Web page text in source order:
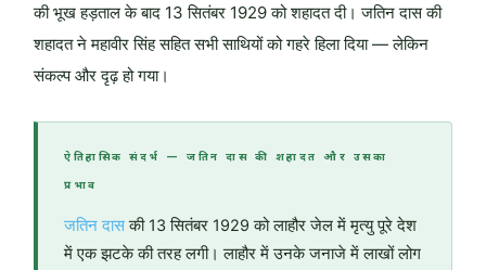
की भूख हड़ताल के बाद 13 सितंबर 1929 को शहादत दी। जतिन दास की
शहादत ने महावीर सिंह सहित सभी साथियों को गहरे हिला दिया — लेकिन
संकल्प और दृढ़ हो गया।
ऐतिहासिक संदर्भ — जतिन दास की शहादत और उसका
प्रभाव
जतिन दासकी 13 सितंबर 1929 को लाहौर जेल में मृत्यु पूरे देश
में एक झटके की तरह लगी। लाहौर में उनके जनाजे में लाखों लोग